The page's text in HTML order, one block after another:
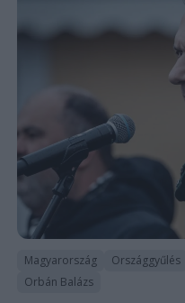
Magyarország Országgyűlés
Orbán Balázs